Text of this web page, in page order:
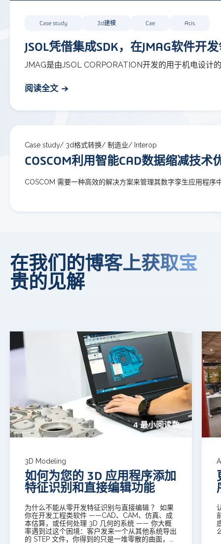
Case study 3d建模 Cae Acis
JSOL凭借集成SDK，在JMAG软件开
JMAG是由JSOL CORPORATION开发的用于机电设计
阅读全文
Case study/ 3d格式转换/ 制造业/ Interop
COSCOM利用智能CAD数据缩减技术
COSCOM 需要一种高效的解决方案来管理其数字孪生应用程
在我们的博客上获取宝
贵的见解
4 最小阅读数
3D Modeling
如何为您的 3D 应用程序添加
特征识别和直接编辑功能
为什么不能从零开发特征识别与直接编辑 ？ 如果
你在开发工程类软件 ——CAD、CAM、仿真、成
本估算，或任何处理 3D 几何的系统 —— 你大概
率遇到过这个困境：客户发来一个从其他系统导出
的 STEP 文件，你得到的只是一堆零散的曲面，...